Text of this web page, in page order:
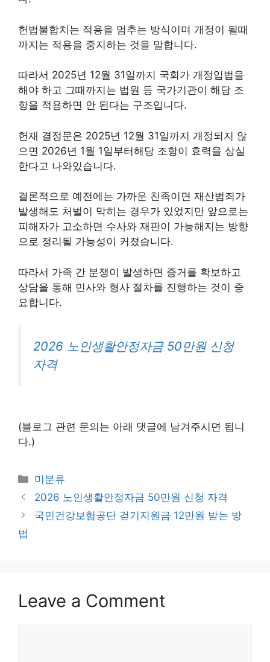
헌법불합치는 적용을 멈추는 방식이며 개정이 될때
까지는 적용을 중지하는 것을 말합니다.
따라서 2025년 12월 31일까지 국회가 개정입법을
해야 하고 그때까지는 법원 등 국가기관이 해당 조
항을 적용하면 안 된다는 구조입니다.
헌재 결정문은 2025년 12월 31일까지 개정되지 않
으면 2026년 1월 1일부터해당 조항이 효력을 상실
한다고 나와있습니다.
결론적으로 예전에는 가까운 친족이면 재산범죄가
발생해도 처벌이 막히는 경우가 있었지만 앞으로는
피해자가 고소하면 수사와 재판이 가능해지는 방향
으로 정리될 가능성이 커졌습니다.
따라서 가족 간 분쟁이 발생하면 증거를 확보하고
상담을 통해 민사와 형사 절차를 진행하는 것이 중
요합니다.
2026 노인생활안정자금 50만원 신청
자격
(블로그 관련 문의는 아래 댓글에 남겨주시면 됩니
다.)
Categories
미분류
2026 노인생활안정자금 50만원 신청 자격
국민건강보험공단 걷기지원금 12만원 받는 방
법
Leave a Comment